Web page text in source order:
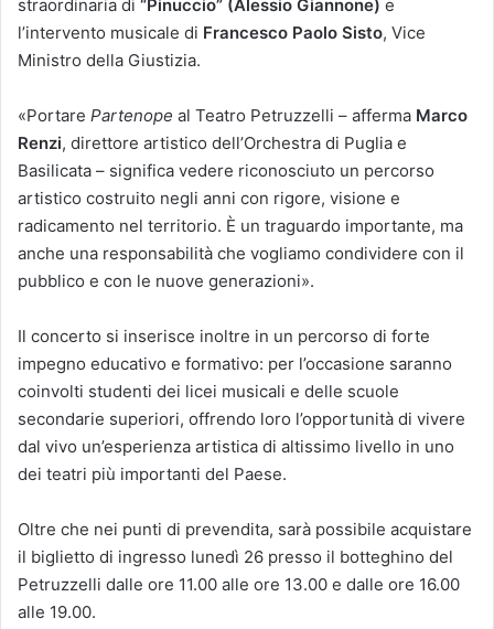
straordinaria di “Pinuccio” (Alessio Giannone) e
l’intervento musicale di Francesco Paolo Sisto, Vice
Ministro della Giustizia.
«Portare Partenope al Teatro Petruzzelli – afferma Marco
Renzi, direttore artistico dell’Orchestra di Puglia e
Basilicata – significa vedere riconosciuto un percorso
artistico costruito negli anni con rigore, visione e
radicamento nel territorio. È un traguardo importante, ma
anche una responsabilità che vogliamo condividere con il
pubblico e con le nuove generazioni».
Il concerto si inserisce inoltre in un percorso di forte
impegno educativo e formativo: per l’occasione saranno
coinvolti studenti dei licei musicali e delle scuole
secondarie superiori, offrendo loro l’opportunità di vivere
dal vivo un’esperienza artistica di altissimo livello in uno
dei teatri più importanti del Paese.
Oltre che nei punti di prevendita, sarà possibile acquistare
il biglietto di ingresso lunedì 26 presso il botteghino del
Petruzzelli dalle ore 11.00 alle ore 13.00 e dalle ore 16.00
alle 19.00.